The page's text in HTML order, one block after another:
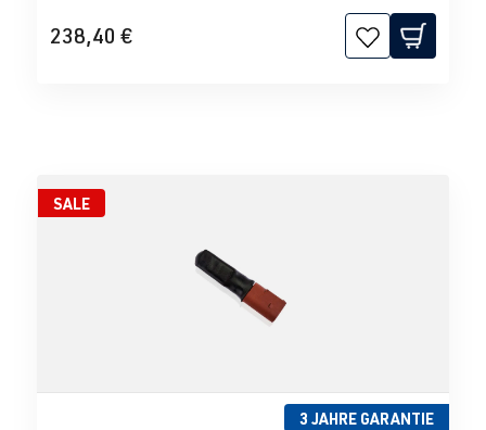
238,40 €
SALE
3 JAHRE GARANTIE